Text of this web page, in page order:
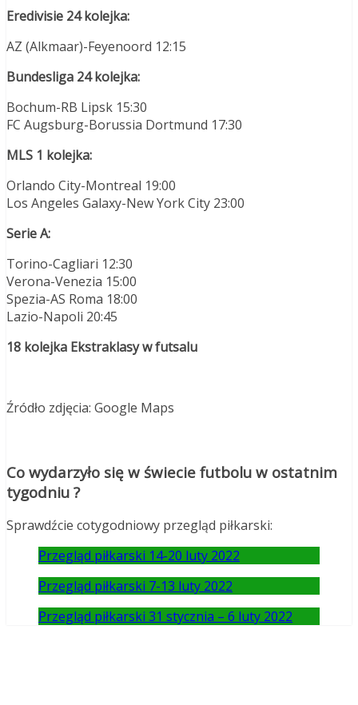
Eredivisie 24 kolejka:
AZ (Alkmaar)-Feyenoord 12:15
Bundesliga 24 kolejka:
Bochum-RB Lipsk 15:30
FC Augsburg-Borussia Dortmund 17:30
MLS 1 kolejka:
Orlando City-Montreal 19:00
Los Angeles Galaxy-New York City 23:00
Serie A:
Torino-Cagliari 12:30
Verona-Venezia 15:00
Spezia-AS Roma 18:00
Lazio-Napoli 20:45
18 kolejka Ekstraklasy w futsalu
Źródło zdjęcia: Google Maps
Co wydarzyło się w świecie futbolu w ostatnim
tygodniu ?
Sprawdźcie cotygodniowy przegląd piłkarski:
Przegląd piłkarski 14-20 luty 2022
Przegląd piłkarski 7-13 luty 2022
Przegląd piłkarski 31 stycznia – 6 luty 2022